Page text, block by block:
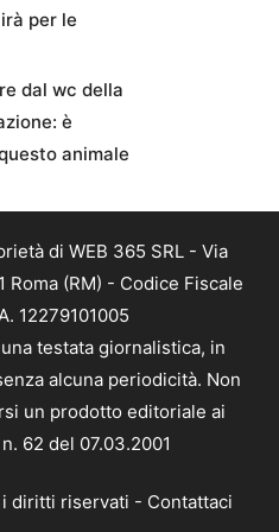
per le
dal wc della
è
animale
di WEB 365 SRL - Via
Roma (RM) - Codice Fiscale
12279101005
testata giornalistica, in
alcuna periodicità. Non
un prodotto editoriale ai
62 del 07.03.2001
diritti riservati - Contattaci